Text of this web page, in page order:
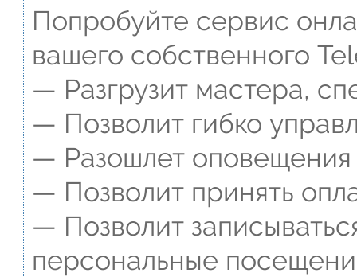
Попробуйте сервис
вашего собственного
— Разгрузит мастера,
— Позволит гибко
— Разошлет оповещения
— Позволит принять
— Позволит
персональные